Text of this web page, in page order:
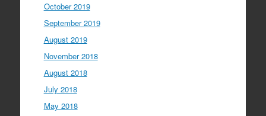
October 2019
September 2019
August 2019
November 2018
August 2018
July 2018
May 2018